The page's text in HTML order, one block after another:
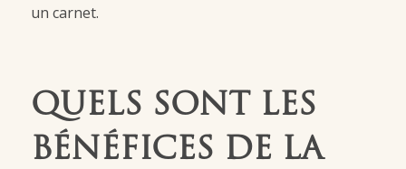
un carnet.
QUELS SONT LES
BÉNÉFICES DE LA